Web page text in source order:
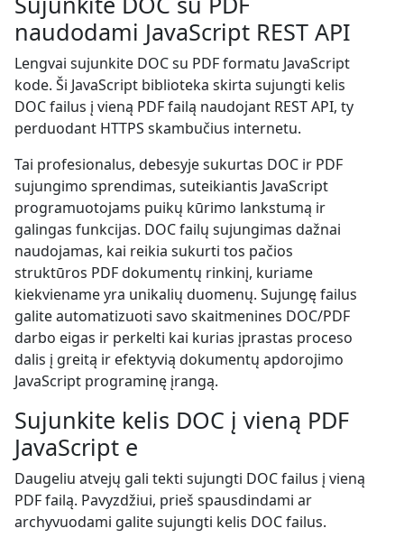
naudodami JavaScript REST API
Lengvai sujunkite DOC su PDF formatu JavaScript
kode. Ši JavaScript biblioteka skirta sujungti kelis
DOC failus į vieną PDF failą naudojant REST API, ty
perduodant HTTPS skambučius internetu.
Tai profesionalus, debesyje sukurtas DOC ir PDF
sujungimo sprendimas, suteikiantis JavaScript
programuotojams puikų kūrimo lankstumą ir
galingas funkcijas. DOC failų sujungimas dažnai
naudojamas, kai reikia sukurti tos pačios
struktūros PDF dokumentų rinkinį, kuriame
kiekviename yra unikalių duomenų. Sujungę failus
galite automatizuoti savo skaitmenines DOC/PDF
darbo eigas ir perkelti kai kurias įprastas proceso
dalis į greitą ir efektyvią dokumentų apdorojimo
JavaScript programinę įrangą.
Sujunkite kelis DOC į vieną PDF
JavaScript e
Daugeliu atvejų gali tekti sujungti DOC failus į vieną
PDF failą. Pavyzdžiui, prieš spausdindami ar
archyvuodami galite sujungti kelis DOC failus.